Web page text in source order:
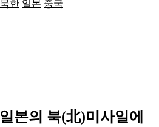
북한 일본 중국
일본의 북(北)미사일에